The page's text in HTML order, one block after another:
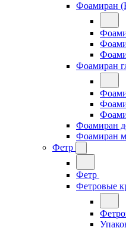
Фоамиран
Фоамиран
Фоамиран
Фоамиран
Фетр
Фетр
Фетровые